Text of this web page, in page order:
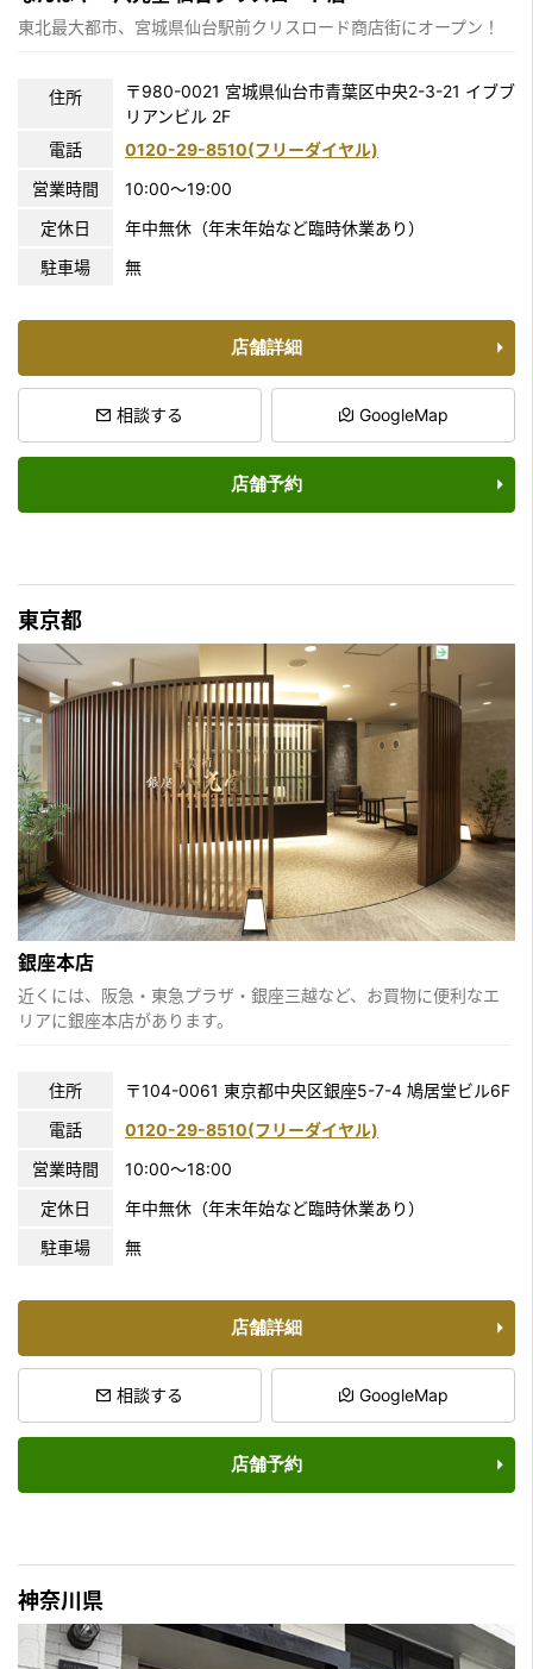
東北最大都市、宮城県仙台駅前クリスロード商店街にオープン！
住所
〒980-0021 宮城県仙台市青葉区中央2-3-21 イブブ
リアンビル 2F
電話
0120-29-8510(フリーダイヤル)
営業時間
10:00〜19:00
定休日
年中無休（年末年始など臨時休業あり）
駐車場
無
店舗詳細
相談する GoogleMap
店舗予約
東京都
銀座本店
近くには、阪急・東急プラザ・銀座三越など、お買物に便利なエ
リアに銀座本店があります。
住所 〒104-0061 東京都中央区銀座5-7-4 鳩居堂ビル6F
電話
0120-29-8510(フリーダイヤル)
営業時間
10:00〜18:00
定休日
年中無休（年末年始など臨時休業あり）
駐車場
無
店舗詳細
相談する GoogleMap
店舗予約
神奈川県